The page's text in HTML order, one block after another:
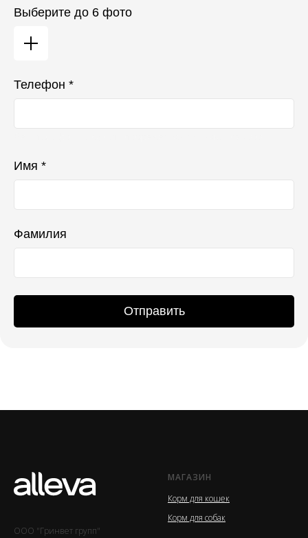
Выберите до 6 фото
Телефон *
Имя *
Фамилия
Отправить
ООО "Гринвет групп"
МАГАЗИН
Корм для кошек
Корм для собак